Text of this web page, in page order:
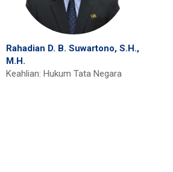
Rahadian D. B. Suwartono, S.H.,
M.H.
Keahlian: Hukum Tata Negara